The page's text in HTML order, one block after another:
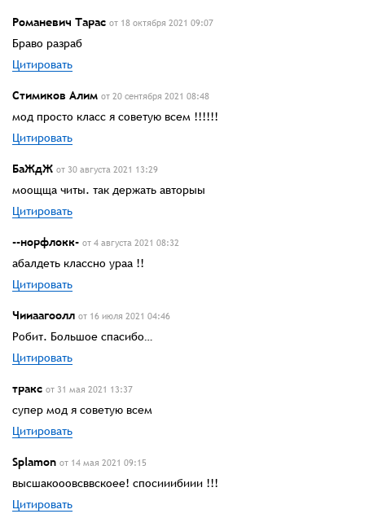
Романевич Тарас от 18 октября 2021 09:07
Браво разраб
Цитировать
Стимиков Алим от 20 сентября 2021 08:48
мод просто класс я советую всем !!!!!!
Цитировать
БаЖдЖ от 30 августа 2021 13:29
моощща читы. так держать авторыы
Цитировать
--норфлокк- от 4 августа 2021 08:32
абалдеть классно ураа !!
Цитировать
Чииаагоолл от 16 июля 2021 04:46
Робит. Большое спасибо…
Цитировать
тракс от 31 мая 2021 13:37
супер мод я советую всем
Цитировать
Splamon от 14 мая 2021 09:15
высшакооовсввскоее! спосииибиии !!!
Цитировать